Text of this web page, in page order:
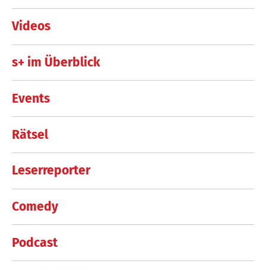
Videos
s+ im Überblick
Events
Rätsel
Leserreporter
Comedy
Podcast